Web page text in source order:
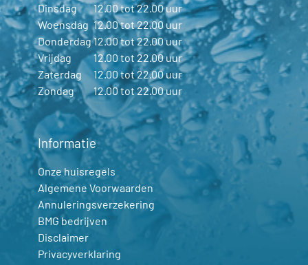
Dinsdag
12.00 tot 22.00 uur
Woensdag 12.00 tot 22.00 uur
Donderdag12.00 tot 22.00 uur
Vrijdag
12.00 tot 22.00 uur
Zaterdag
12.00 tot 22.00 uur
Zondag
12.00 tot 22.00 uur
Informatie
Onze huisregels
Algemene Voorwaarden
Annuleringsverzekering
BMG bedrijven
Disclaimer
Privacyverklaring